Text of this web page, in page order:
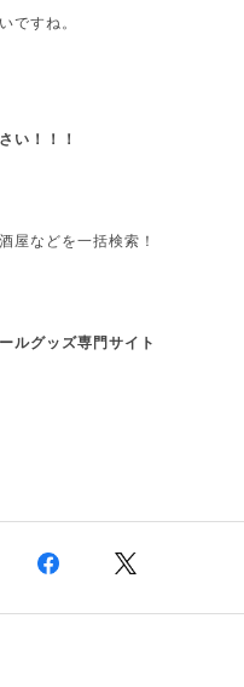
ですね。
い！！！
屋などを一括検索！
ルグッズ専門サイト